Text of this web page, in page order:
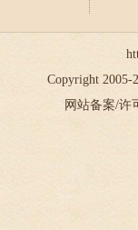
Copyright 2005-
网站备案/许